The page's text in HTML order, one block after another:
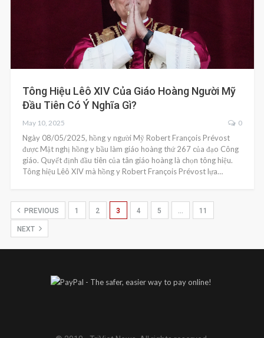
Tông Hiệu Lêô XIV Của Giáo Hoàng Người Mỹ
Đầu Tiên Có Ý Nghĩa Gì?
May 10, 2025 0
Ngày 08/05/2025, hồng y người Mỹ Robert François Prévost
được Mật nghị hồng y bầu làm giáo hoàng thứ 267 của đạo Công
giáo. Quyết định đầu tiên của tân giáo hoàng là chọn tông hiệu.
Tông hiệu Lêô XIV mà hồng y Robert François Prévost lựa…
PREVIOUS 1 2 3 4 5 … 11
NEXT